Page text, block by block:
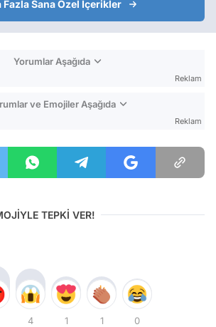
Fazla Sana Özel İçerikler
Yorumlar Aşağıda
Reklam
ve Emojiler Aşağıda
Reklam
TEPKİ VER!
4 1 1 0